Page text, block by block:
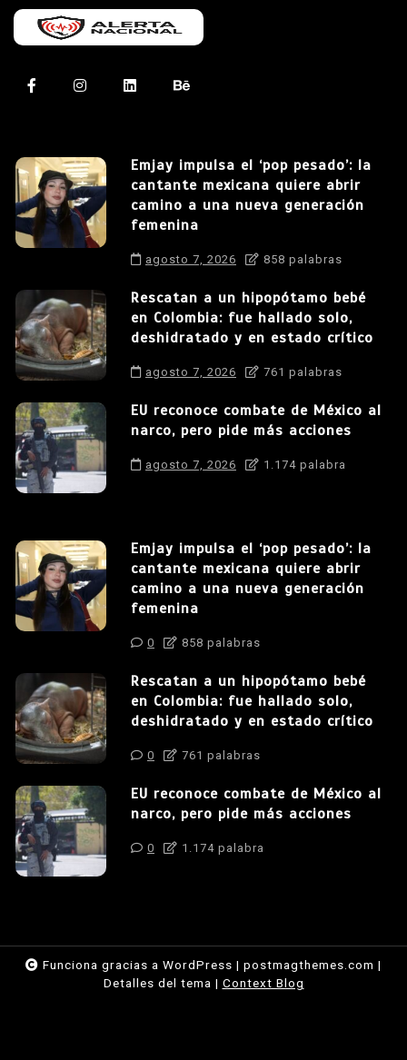
Emjay impulsa el ‘pop pesado’: la
cantante mexicana quiere abrir
camino a una nueva generación
femenina
agosto 7, 2026 858 palabras
Rescatan a un hipopótamo bebé
en Colombia: fue hallado solo,
deshidratado y en estado crítico
agosto 7, 2026 761 palabras
EU reconoce combate de México al
narco, pero pide más acciones
agosto 7, 2026 1.174 palabra
Emjay impulsa el ‘pop pesado’: la
cantante mexicana quiere abrir
camino a una nueva generación
femenina
0 858 palabras
Rescatan a un hipopótamo bebé
en Colombia: fue hallado solo,
deshidratado y en estado crítico
0 761 palabras
EU reconoce combate de México al
narco, pero pide más acciones
0 1.174 palabra
Funciona gracias a WordPress | postmagthemes.com |
Detalles del tema | Context Blog